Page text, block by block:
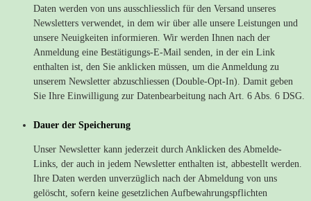
Daten werden von uns ausschliesslich für den Versand unseres
Newsletters verwendet, in dem wir über alle unsere Leistungen und
unsere Neuigkeiten informieren. Wir werden Ihnen nach der
Anmeldung eine Bestätigungs-E-Mail senden, in der ein Link
enthalten ist, den Sie anklicken müssen, um die Anmeldung zu
unserem Newsletter abzuschliessen (Double-Opt-In). Damit geben
Sie Ihre Einwilligung zur Datenbearbeitung nach Art. 6 Abs. 6 DSG.
Dauer der Speicherung
Unser Newsletter kann jederzeit durch Anklicken des Abmelde-
Links, der auch in jedem Newsletter enthalten ist, abbestellt werden.
Ihre Daten werden unverzüglich nach der Abmeldung von uns
gelöscht, sofern keine gesetzlichen Aufbewahrungspflichten